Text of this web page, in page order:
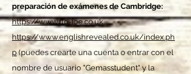
preparación de exámenes de Cambridge​:
https://www.flo-joe.co.uk
https://www.englishrevealed.co.uk/index.ph
p(puedes crearte una cuenta o entrar con el
nombre de usuario "Gemasstudent" y la